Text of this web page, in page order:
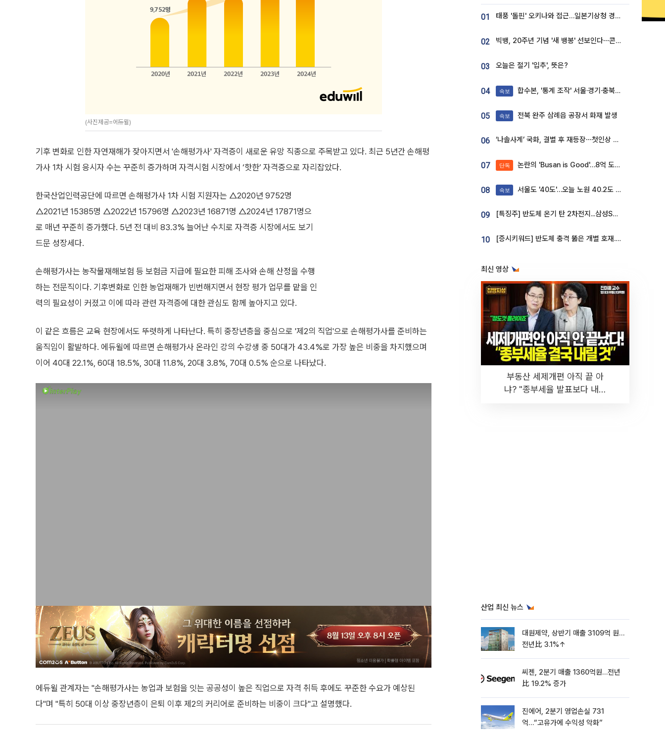
(사진제공=에듀윌)
기후 변화로 인한 자연재해가 잦아지면서 '손해평가사' 자격증이 새로운 유망 직종으로 주목받고 있다. 최근 5년간 손해평
가사 1차 시험 응시자 수는 꾸준히 증가하며 자격시험 시장에서 ‘핫한’ 자격증으로 자리잡았다.
한국산업인력공단에 따르면 손해평가사 1차 시험 지원자는 △2020년 9752명
△2021년 15385명 △2022년 15796명 △2023년 16871명 △2024년 17871명으
로 매년 꾸준히 증가했다. 5년 전 대비 83.3% 늘어난 수치로 자격증 시장에서도 보기
드문 성장세다.
손해평가사는 농작물재해보험 등 보험금 지급에 필요한 피해 조사와 손해 산정을 수행
하는 전문직이다. 기후변화로 인한 농업재해가 빈번해지면서 현장 평가 업무를 맡을 인
력의 필요성이 커졌고 이에 따라 관련 자격증에 대한 관심도 함께 높아지고 있다.
이 같은 흐름은 교육 현장에서도 뚜렷하게 나타난다. 특히 중장년층을 중심으로 '제2의 직업'으로 손해평가사를 준비하는
움직임이 활발하다. 에듀윌에 따르면 손해평가사 온라인 강의 수강생 중 50대가 43.4%로 가장 높은 비중을 차지했으며
이어 40대 22.1%, 60대 18.5%, 30대 11.8%, 20대 3.8%, 70대 0.5% 순으로 나타났다.
에듀윌 관계자는 "손해평가사는 농업과 보험을 잇는 공공성이 높은 직업으로 자격 취득 후에도 꾸준한 수요가 예상된
다"며 "특히 50대 이상 중장년층이 은퇴 이후 제2의 커리어로 준비하는 비중이 크다"고 설명했다.
01 태풍 '돌핀' 오키나와 접근…일본기상청 경로 업데이트
02 빅뱅, 20주년 기념 '새 뱅봉' 선보인다⋯콘서트 앞두고 팝업 개최
03 오늘은 절기 '입추', 뜻은?
04 속보 합수본, '통계 조작' 서울·경기·충북 선관위 등 추가 압수수색
05 속보 전북 완주 삼례읍 공장서 화재 발생
06 ‘나솔사계’ 국화, 결별 후 재등장⋯첫인상 투표 휩쓸고 ‘인기녀’ 등극
07 단독 논란의 'Busan is Good'…8억 도시브랜드, 용산 대통령실 CI 업체가 수행
08 속보 서울도 '40도'…오늘 노원 40.2도 기록
09 [특징주] 반도체 온기 탄 2차전지...삼성SDI, 장 초반 7% 넘게 껑충
10 [증시키워드] 반도체 충격 뚫은 개별 호재...포스코퓨처엠·에코프로·한화솔루션 '눈길'
최신 영상
부동산 세제개편 아직 끝 아
냐? "종부세율 발표보다 내릴
산업 최신 뉴스
대원제약, 상반기 매출 3109억 원…
전년比 3.1%↑
씨젠, 2분기 매출 1360억원…전년
比 19.2% 증가
진에어, 2분기 영업손실 731
억…“고유가에 수익성 악화”